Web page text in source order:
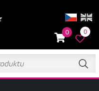
0 0